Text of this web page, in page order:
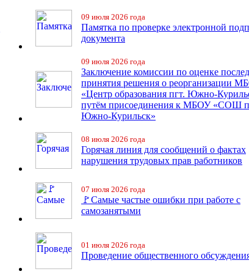
09 июля 2026 года
Памятка по проверке электронной
документа
09 июля 2026 года
Заключение комиссии по оценке
принятия решения о реорганизации
«Центр образования пгт. Южно-
путём присоединения к МБОУ «СОШ
Южно-Курильск»
08 июля 2026 года
Горячая линия для сообщений о фактах
нарушения трудовых прав работников
07 июля 2026 года
🚩Самые частые ошибки при работе с
самозанятыми
01 июля 2026 года
Проведение общественного